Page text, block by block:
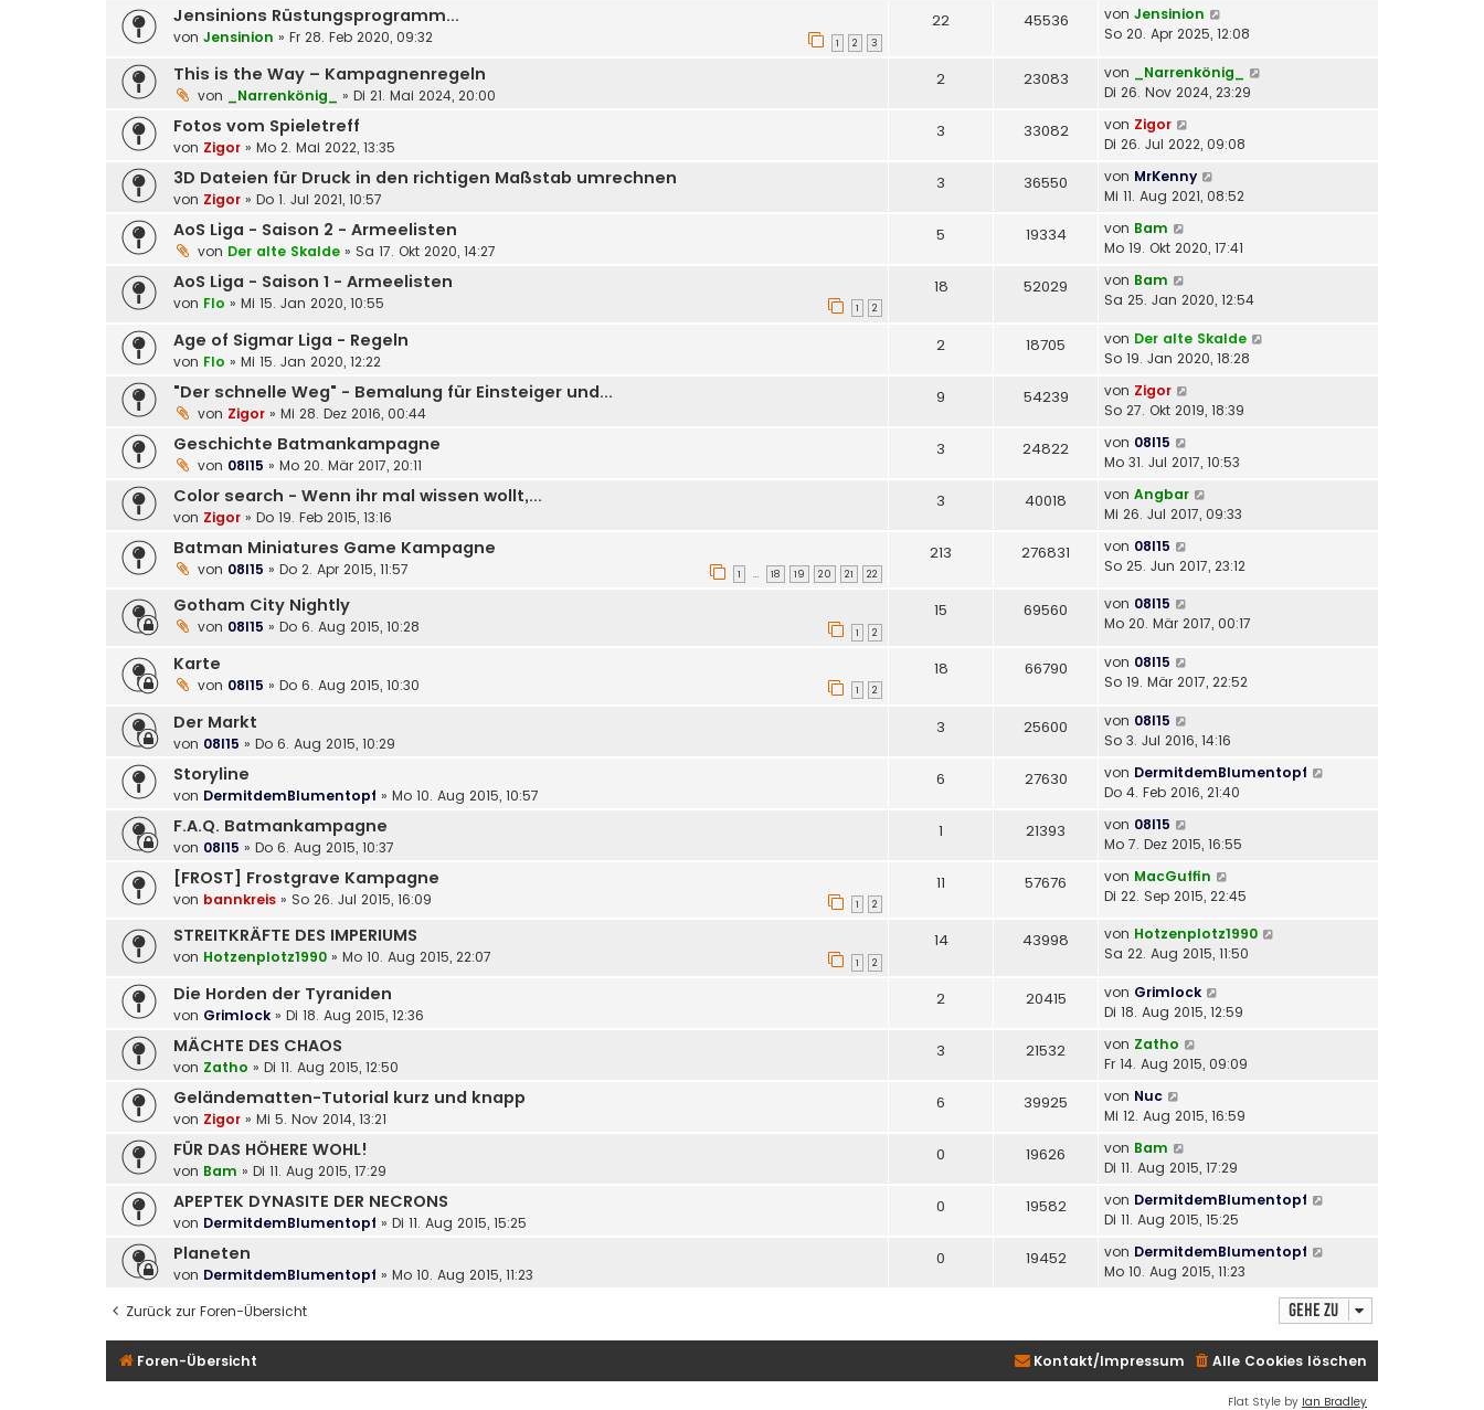
B
i
t
g
Jensinions Rüstungsprogramm...
von Jensinion » Fr 28. Feb 2020, 09:32 1 2 3
22 45536 von Jensinion
So 20. Apr 2025, 12:08
This is the Way – Kampagnenregeln
von _Narrenkönig_ » Di 21. Mai 2024, 20:00
2 23083 von
_Narrenkönig_
Di 26. Nov 2024, 23:29
Fotos vom Spieletreff
von Zigor » Mo 2. Mai 2022, 13:35
3 33082 von Zigor
Di 26. Jul 2022, 09:08
3D Dateien für Druck in den richtigen Maßstab umrechnen
von Zigor » Do 1. Jul 2021, 10:57
3 36550 von MrKenny
Mi 11. Aug 2021, 08:52
AoS Liga - Saison 2 - Armeelisten
von Der alte Skalde » Sa 17. Okt 2020, 14:27
5 19334 von Bam
Mo 19. Okt 2020, 17:41
AoS Liga - Saison 1 - Armeelisten
von Flo » Mi 15. Jan 2020, 10:55 1 2
18 52029 von Bam
Sa 25. Jan 2020, 12:54
Age of Sigmar Liga - Regeln
von Flo » Mi 15. Jan 2020, 12:22
2 18705 von Der alte Skalde
So 19. Jan 2020, 18:28
"Der schnelle Weg" - Bemalung für Einsteiger und...
von Zigor » Mi 28. Dez 2016, 00:44
9 54239 von Zigor
So 27. Okt 2019, 18:39
Geschichte Batmankampagne
von 08l15 » Mo 20. Mär 2017, 20:11
3 24822 von 08l15
Mo 31. Jul 2017, 10:53
Color search - Wenn ihr mal wissen wollt,...
von Zigor » Do 19. Feb 2015, 13:16
3 40018 von Angbar
Mi 26. Jul 2017, 09:33
Batman Miniatures Game Kampagne
von 08l15 » Do 2. Apr 2015, 11:57 1 … 18 19 20 21 22
213 276831 von 08l15
So 25. Jun 2017, 23:12
Gotham City Nightly
von 08l15 » Do 6. Aug 2015, 10:28 1 2
15 69560 von 08l15
Mo 20. Mär 2017, 00:17
Karte
von 08l15 » Do 6. Aug 2015, 10:30 1 2
18 66790 von 08l15
So 19. Mär 2017, 22:52
Der Markt
von 08l15 » Do 6. Aug 2015, 10:29
3 25600 von 08l15
So 3. Jul 2016, 14:16
Storyline
von DermitdemBlumentopf » Mo 10. Aug 2015, 10:57
6 27630 von DermitdemBlumentopf
Do 4. Feb 2016, 21:40
F.A.Q. Batmankampagne
von 08l15 » Do 6. Aug 2015, 10:37
1 21393 von 08l15
Mo 7. Dez 2015, 16:55
[FROST] Frostgrave Kampagne
von bannkreis » So 26. Jul 2015, 16:09 1 2
11 57676 von MacGuffin
Di 22. Sep 2015, 22:45
STREITKRÄFTE DES IMPERIUMS
von Hotzenplotz1990 » Mo 10. Aug 2015, 22:07 1 2
14 43998 von Hotzenplotz1990
Sa 22. Aug 2015, 11:50
Die Horden der Tyraniden
von Grimlock » Di 18. Aug 2015, 12:36
2 20415 von Grimlock
Di 18. Aug 2015, 12:59
MÄCHTE DES CHAOS
von Zatho » Di 11. Aug 2015, 12:50
3 21532 von Zatho
Fr 14. Aug 2015, 09:09
Geländematten-Tutorial kurz und knapp
von Zigor » Mi 5. Nov 2014, 13:21
6 39925 von Nuc
Mi 12. Aug 2015, 16:59
FÜR DAS HÖHERE WOHL!
von Bam » Di 11. Aug 2015, 17:29
0 19626 von Bam
Di 11. Aug 2015, 17:29
APEPTEK DYNASITE DER NECRONS
von DermitdemBlumentopf » Di 11. Aug 2015, 15:25
0 19582 von DermitdemBlumentopf
Di 11. Aug 2015, 15:25
Planeten
von DermitdemBlumentopf » Mo 10. Aug 2015, 11:23
0 19452 von DermitdemBlumentopf
Mo 10. Aug 2015, 11:23
Zurück zur Foren-Übersicht Gehe zu
Foren-Übersicht Alle Cookies löschen
Kontakt/Impressum
Flat Style by Ian Bradley